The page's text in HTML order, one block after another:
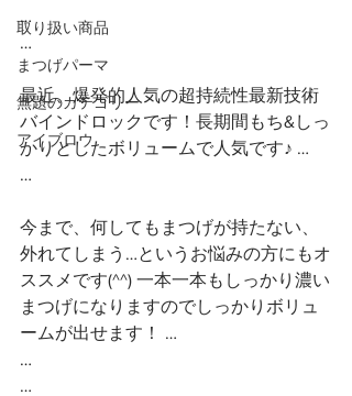
取り扱い商品
まつげパーマ
無題のカテゴリー
アイブロウ
…
…
最近、爆発的人気の超持続性最新技術
バインドロックです！長期間もち&しっ
かりとしたボリュームで人気です♪ …
…
今まで、何してもまつげが持たない、
外れてしまう…というお悩みの方にもオ
ススメです(^^) 一本一本もしっかり濃い
まつげになりますのでしっかりボリュ
ームが出せます！ …
…
…